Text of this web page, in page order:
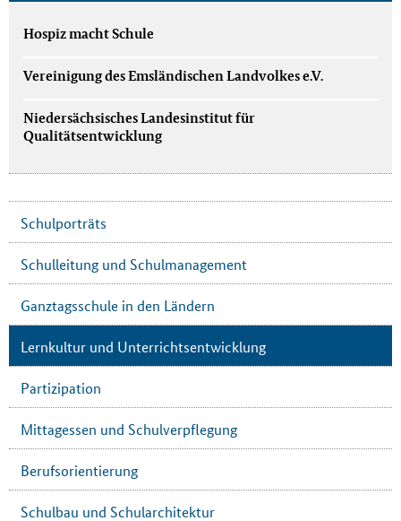
Hospiz macht Schule
Vereinigung des Emsländischen Landvolkes e.V.
Niedersächsisches Landesinstitut für
Qualitätsentwicklung
Schulporträts
Schulleitung und Schulmanagement
Ganztagsschule in den Ländern
Lernkultur und Unterrichtsentwicklung
Partizipation
Mittagessen und Schulverpflegung
Berufsorientierung
Schulbau und Schularchitektur